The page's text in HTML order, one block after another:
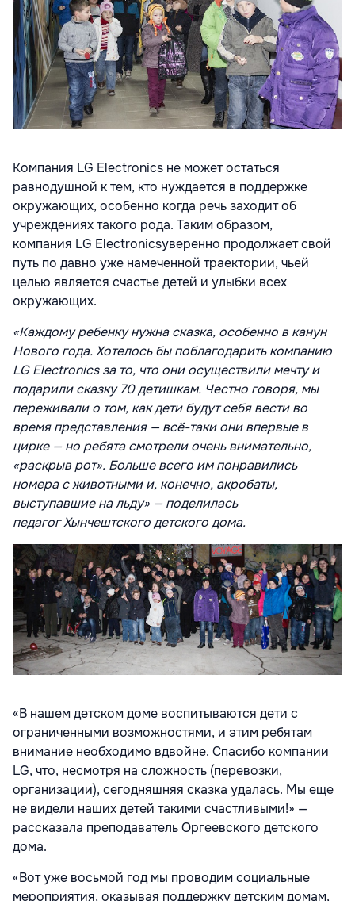
Компания LG Electronics не может остаться
равнодушной к тем, кто нуждается в поддержке
окружающих, особенно когда речь заходит об
учреждениях такого рода. Таким образом,
компания LG Electronicsуверенно продолжает свой
путь по давно уже намеченной траектории, чьей
целью является счастье детей и улыбки всех
окружающих.
«Каждому ребенку нужна сказка, особенно в канун
Нового года. Хотелось бы поблагодарить компанию
LG Electronics за то, что они осуществили мечту и
подарили сказку 70 детишкам. Честно говоря, мы
переживали о том, как дети будут себя вести во
время представления — всё-таки они впервые в
цирке — но ребята смотрели очень внимательно,
«раскрыв рот». Больше всего им понравились
номера с животными и, конечно, акробаты,
выступавшие на льду» — поделилась
педагог Хынчештского детского дома.
«В нашем детском доме воспитываются дети с
ограниченными возможностями, и этим ребятам
внимание необходимо вдвойне. Спасибо компании
LG, что, несмотря на сложность (перевозки,
организации), сегодняшняя сказка удалась. Мы еще
не видели наших детей такими счастливыми!» —
рассказала преподаватель Оргеевского детского
дома.
«Вот уже восьмой год мы проводим социальные
мероприятия, оказывая поддержку детским домам,